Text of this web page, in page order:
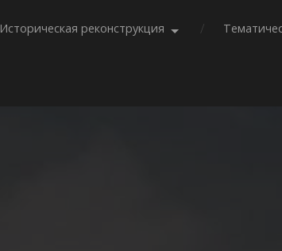
Историческая реконструкция